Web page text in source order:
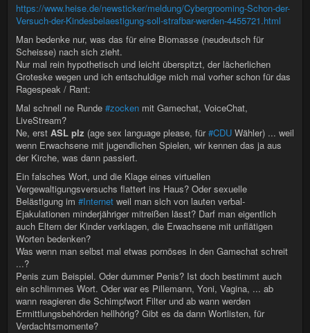
https://www.heise.de/newsticker/meldung/Cybergrooming-Schon-der-
Versuch-der-Kindesbelaestigung-soll-strafbar-werden-4455721.html
Man bedenke nur, was das für eine Biomasse (neudeutsch für
Scheisse) nach sich zieht.
Nur mal rein hypothetisch und leicht überspitzt, der lächerlichen
Groteske wegen und ich entschuldige mich mal vorher schon für das
Ragespeak / Rant:
Mal schnell ne Runde #zocken mit Gamechat, VoiceChat,
LiveStream?
Ne, erst ASL plz (age sex language please, für#CDU Wähler) ... weil
wenn Erwachsene mit jugendlichen Spielen, wir kennen das ja aus
der Kirche, was dann passiert.
Ein falsches Wort, und die Klage eines virtuellen
Vergewaltigungsversuchs flattert ins Haus? Oder sexuelle
Belästigung im #Internet weil man sich von lauten verbal-
Ejakulationen minderjähriger mitreißen lässt? Darf man eigentlich
auch Eltern der Kinder verklagen, die Erwachsene mit unflätigen
Worten bedenken?
Was wenn man selbst mal etwas pornöses in den Gamechat schreit
...?
Penis zum Beispiel. Oder dummer Penis? Ist doch bestimmt auch
ein schlimmes Wort. Oder war es Pillemann, Yoni, Vagina, ... ab
wann reagieren die Schimpfwort Filter und ab wann werden
Ermittlungsbehörden hellhörig? Gibt es da dann Wortlisten, für
Verdachtsmomente?